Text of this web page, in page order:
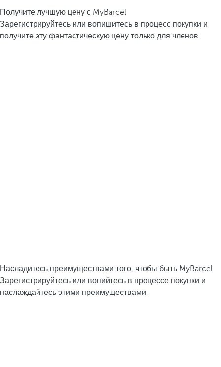
Получите лучшую цену с MyBarcel
Зарегистрируйтесь или вопишитесь в процесс покупки и
получите эту фантастическую цену только для членов.
Насладитесь преимуществами того, чтобы быть MyBarcel
Зарегистрируйтесь или вопийтесь в процессе покупки и
наслаждайтесь этими преимуществами.